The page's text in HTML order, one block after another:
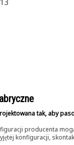
tak, aby
producenta
konfiguracji,